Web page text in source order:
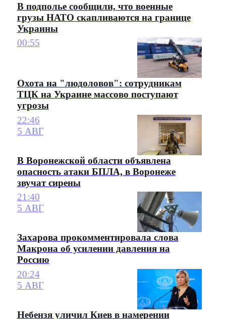
В подполье сообщили, что военные
грузы НАТО скапливаются на границе
Украины
00:55
Охота на "людоловов": сотрудникам
ТЦК на Украине массово поступают
угрозы
22:46
5 АВГ
В Воронежской области объявлена
опасность атаки БПЛА, в Воронеже
звучат сирены
21:40
5 АВГ
Захарова прокомментировала слова
Макрона об усилении давления на
Россию
20:24
5 АВГ
Небензя уличил Киев в намерении